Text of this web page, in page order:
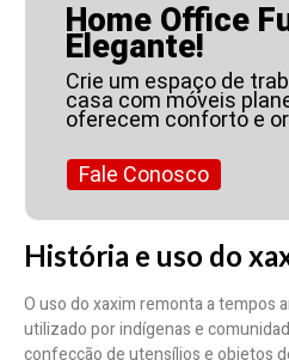
Home Office
Elegante!
Crie um espaço de
casa com móveis
oferecem conforto e
Fale Conosco
História e uso do
O uso do xaxim remonta a tempos
utilizado por indígenas e
confecção de utensílios e objetos